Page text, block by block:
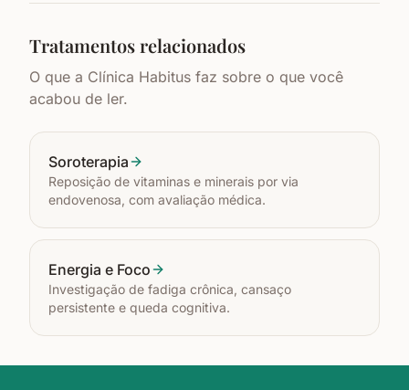
Tratamentos relacionados
O que a Clínica Habitus faz sobre o que você
acabou de ler.
Soroterapia
Reposição de vitaminas e minerais por via
endovenosa, com avaliação médica.
Energia e Foco
Investigação de fadiga crônica, cansaço
persistente e queda cognitiva.